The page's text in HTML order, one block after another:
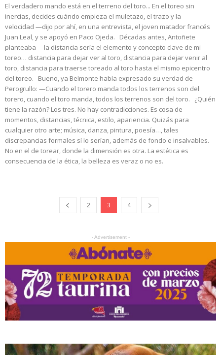
El verdadero mando está en el terreno del toro... En el toreo sin
inercias, decides cuándo empieza el muletazo, el trazo y la
velocidad —dijo por ahí, en una entrevista, el joven matador francés
Juan Leal, y se apoyó en Paco Ojeda. Décadas antes, Antoñete
planteaba —la distancia sería el elemento y concepto clave de mi
toreo… distancia para dejar ver al toro, distancia para dejar venir al
toro, distancia para traerse toreado al toro hasta el mismo epicentro
del toreo. Bueno, ya Belmonte había expresado su verdad de
Perogrullo: —Cuando el torero manda todos los terrenos son del
torero, cuando el toro manda, todos los terrenos son del toro. ¿Quién
tiene la razón? Los tres. No hay contradicciones. Es cosa de
momentos, distancias, técnica, estilo, apariencia. Quizás para
cualquier otro arte; música, danza, pintura, poesía…, tales
discrepancias formales sí lo serían, además de fondo e insalvables.
No en el de torear, donde la dimensión es otra. La estética es
consecuencia de la ética, la belleza es veraz o no es.
2 3 4
- Advertisement -